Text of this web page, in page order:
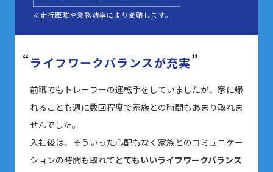
※走行距離や業務効率により変動します。
ライフワークバランスが充実
前職でもトレーラーの運転手をしていましたが、家に帰
れることも週に数回程度で家族との時間もあまり取れま
せんでした。
入社後は、そういった心配もなく家族とのコミュニケー
ションの時間も取れて とてもいいライフワークバランス